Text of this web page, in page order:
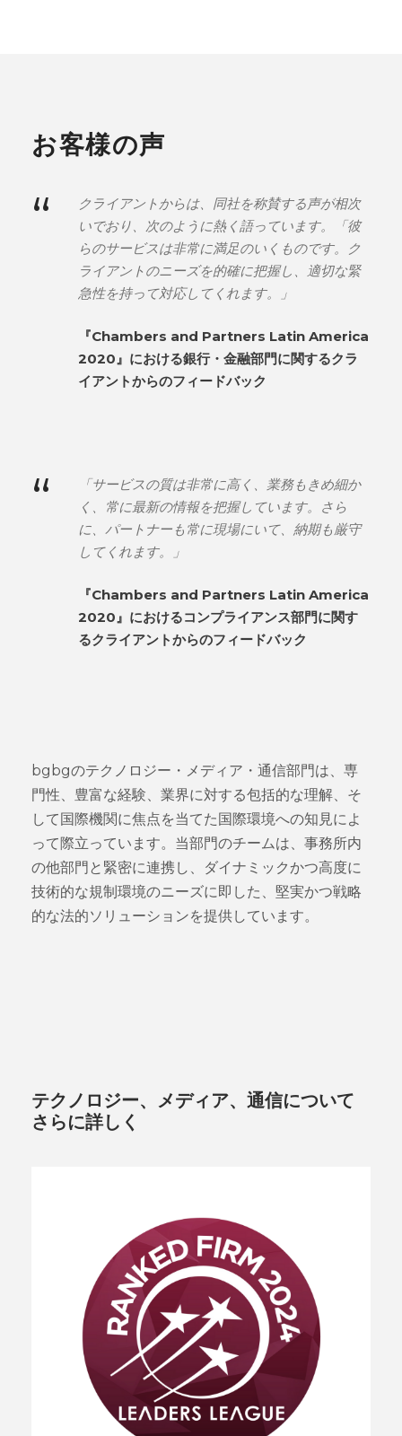
お客様の声
“
クライアントからは、同社を称賛する声が相次
いでおり、次のように熱く語っています。「彼
らのサービスは非常に満足のいくものです。ク
ライアントのニーズを的確に把握し、適切な緊
急性を持って対応してくれます。」
『Chambers and Partners Latin America
2020』における銀行・金融部門に関するクラ
イアントからのフィードバック
“
「サービスの質は非常に高く、業務もきめ細か
く、常に最新の情報を把握しています。さら
に、パートナーも常に現場にいて、納期も厳守
してくれます。」
『Chambers and Partners Latin America
2020』におけるコンプライアンス部門に関す
るクライアントからのフィードバック
bgbgのテクノロジー・メディア・通信部門は、専
門性、豊富な経験、業界に対する包括的な理解、そ
して国際機関に焦点を当てた国際環境への知見によ
って際立っています。当部門のチームは、事務所内
の他部門と緊密に連携し、ダイナミックかつ高度に
技術的な規制環境のニーズに即した、堅実かつ戦略
的な法的ソリューションを提供しています。
テクノロジー、メディア、通信について
さらに詳しく